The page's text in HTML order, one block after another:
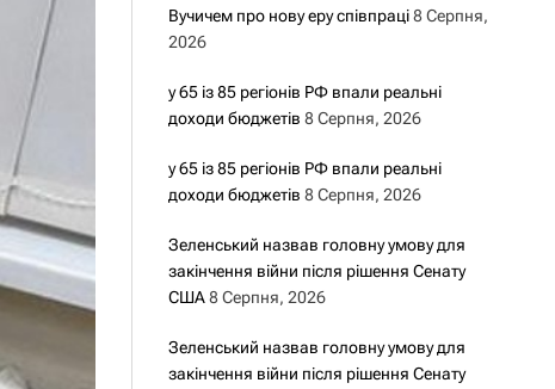
Вучичем про нову еру співпраці 8 Серпня,
2026
у 65 із 85 регіонів РФ впали реальні
доходи бюджетів 8 Серпня, 2026
у 65 із 85 регіонів РФ впали реальні
доходи бюджетів 8 Серпня, 2026
Зеленський назвав головну умову для
закінчення війни після рішення Сенату
США 8 Серпня, 2026
Зеленський назвав головну умову для
закінчення війни після рішення Сенату